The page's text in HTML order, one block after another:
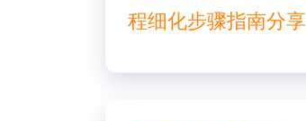
程细化步骤指南分享